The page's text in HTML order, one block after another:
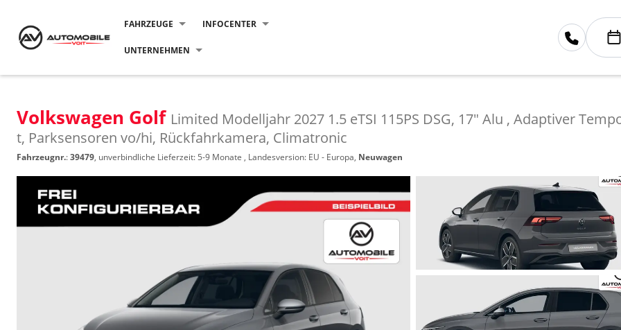
FAHRZEUGE INFOCENTER
UNTERNEHMEN
Volkswagen Golf Limited Modelljahr 2027 1.5 eTSI 115PS DSG, 17" Alu , Adaptiver
t, Parksensoren vo/hi, Rückfahrkamera, Climatronic
Fahrzeugnr.:39479, unverbindliche Lieferzeit: 5-9 Monate , Landesversion: EU - Europa, Neuwagen